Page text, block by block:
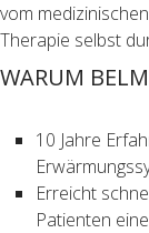
vom
Therapie selbst
WARUM
10 Jahre
Erreicht
Patienten